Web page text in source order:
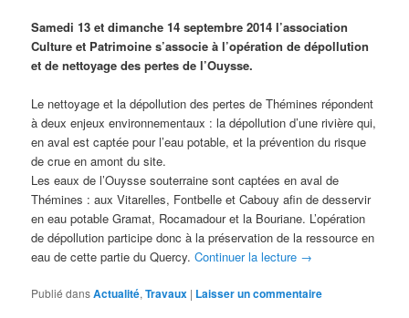
Samedi 13 et dimanche 14 septembre 2014 l’association
Culture et Patrimoine s’associe à l’opération de dépollution
et de nettoyage des pertes de l’Ouysse.
Le nettoyage et la dépollution des pertes de Thémines répondent
à deux enjeux environnementaux : la dépollution d’une rivière qui,
en aval est captée pour l’eau potable, et la prévention du risque
de crue en amont du site.
Les eaux de l’Ouysse souterraine sont captées en aval de
Thémines : aux Vitarelles, Fontbelle et Cabouy afin de desservir
en eau potable Gramat, Rocamadour et la Bouriane. L’opération
de dépollution participe donc à la préservation de la ressource en
eau de cette partie du Quercy.Continuer la lecture →
Publié dansActualité,Travaux | Laisser un commentaire